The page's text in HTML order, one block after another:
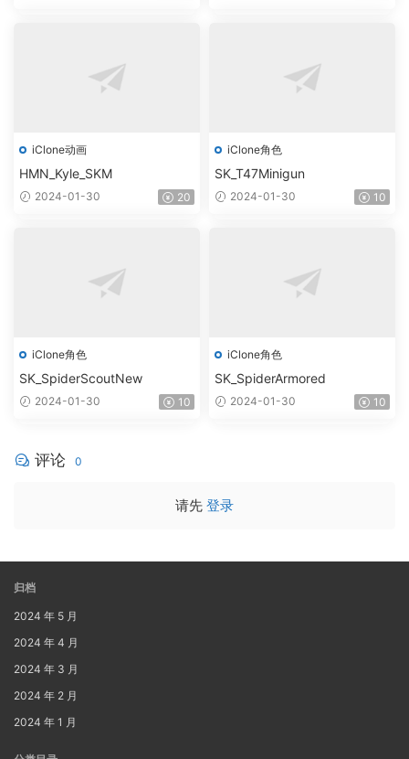
iClone动画
HMN_Kyle_SKM
2024-01-30 20
iClone角色
SK_T47Minigun
2024-01-30 10
iClone角色
SK_SpiderScoutNew
2024-01-30 10
iClone角色
SK_SpiderArmored
2024-01-30 10
评论 0
请先 登录
归档
2024 年 5 月
2024 年 4 月
2024 年 3 月
2024 年 2 月
2024 年 1 月